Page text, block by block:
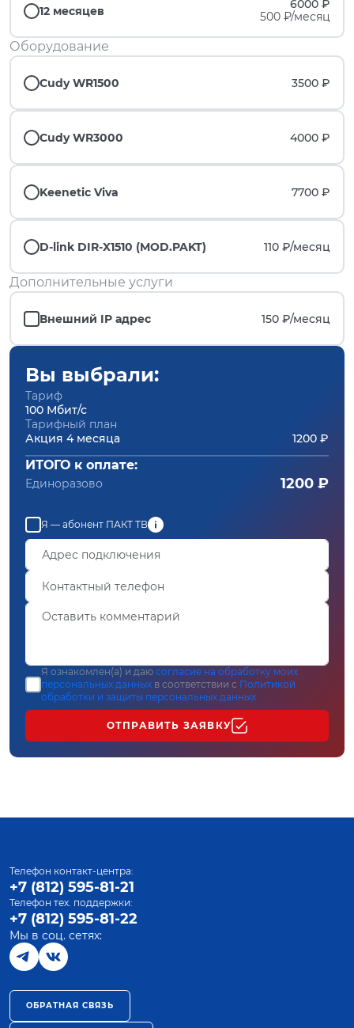
12 месяцев
6000 ₽
500 ₽/месяц
Оборудование
Cudy WR1500 3500 ₽
Cudy WR3000 4000 ₽
Keenetic Viva 7700 ₽
D-link DIR-X1510 (MOD.PAKT) 110 ₽/месяц
Дополнительные услуги
Внешний IP адрес 150 ₽/месяц
Вы выбрали:
Тариф
100 Мбит/с
Тарифный план
Акция 4 месяца
1200 ₽
ИТОГО к оплате:
Единоразово 1200 ₽
Я — абонент ПАКТ ТВ
Я ознакомлен(а) и даю согласие на обработку моих
персональных данных в соответствии с Политикой
обработки и защиты персональных данных
ОТПРАВИТЬ ЗАЯВКУ
Телефон контакт-центра:
+7 (812) 595-81-21
Телефон тех. поддержки:
+7 (812) 595-81-22
Мы в соц. сетях:
ОБРАТНАЯ СВЯЗЬ